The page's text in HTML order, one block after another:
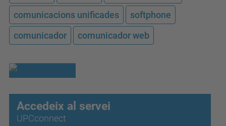
comunicacions unificades
softphone
comunicador
comunicador web
Accedeix al servei
UPCconnect